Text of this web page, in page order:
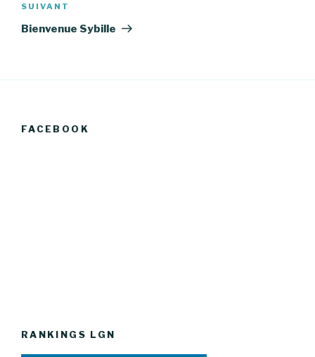
Article
suivant
SUIVANT
Bienvenue Sybille
FACEBOOK
RANKINGS LGN